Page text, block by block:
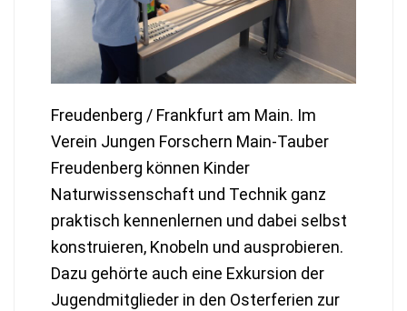
Freudenberg / Frankfurt am Main. Im
Verein Jungen Forschern Main-Tauber
Freudenberg können Kinder
Naturwissenschaft und Technik ganz
praktisch kennenlernen und dabei selbst
konstruieren, Knobeln und ausprobieren.
Dazu gehörte auch eine Exkursion der
Jugendmitglieder in den Osterferien zur